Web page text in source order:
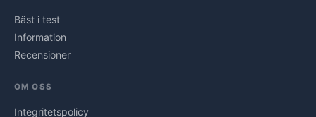
Bäst i test
Information
Recensioner
OM OSS
Integritetspolicy